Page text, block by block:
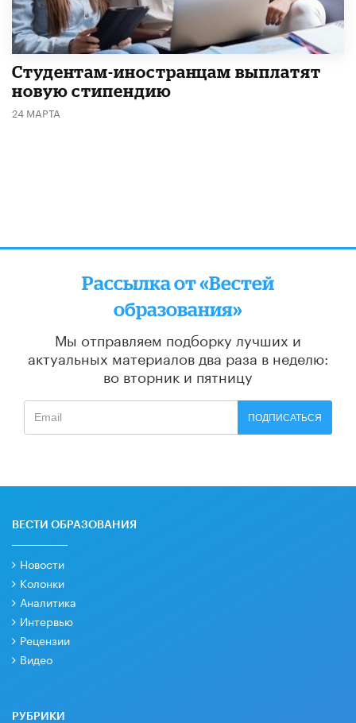
Студентам-иностранцам выплатят
новую стипендию
24 МАРТА
Рассылка от «Вестей
образования»
Мы отправляем подборку лучших и
актуальных материалов два раза в неделю:
во вторник и пятницу
ПОДПИСАТЬСЯ
ВЕСТИ ОБРАЗОВАНИЯ
Новости
Колонки
Аналитика
Интервью
Рецензии
Видео
РУБРИКИ